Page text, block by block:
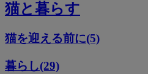
猫と暮らす
猫を迎える前に(5)
暮らし(29)